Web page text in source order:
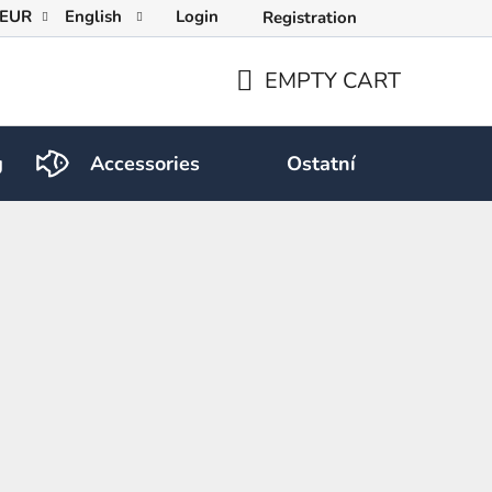
EUR English Login Registration
CART
EMPTY CART
Accessories Ostatní